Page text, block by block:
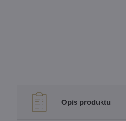
Opis produktu